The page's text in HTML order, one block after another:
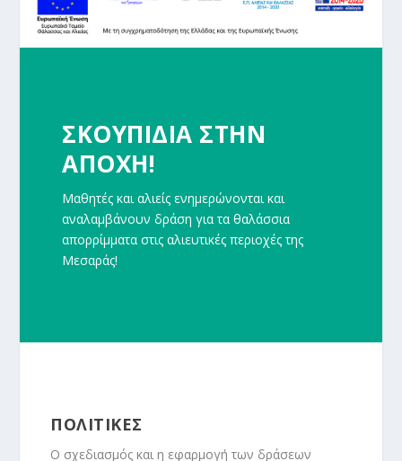
ΣΚΟΥΠΙΔΙΑ ΣΤΗΝ
ΑΠΟΧΗ!
Μαθητές και αλιείς ενημερώνονται και
αναλαμβάνουν δράση για τα θαλάσσια
απορρίμματα στις αλιευτικές περιοχές της
Μεσαράς!
ΠΟΛΙΤΙΚΕΣ
Ο σχεδιασμός και η εφαρμογή των δράσεων